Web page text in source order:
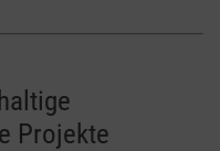
Projekte